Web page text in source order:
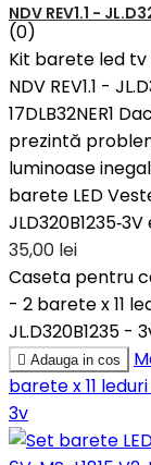
NDV REV1.1 -
(0)
Kit barete led tv
NDV REV1.1 -
17DLB32NER1
prezintă
luminoase
barete LED
35,00 lei
Caseta pentru
- 2 barete x 11
JL.D320B1235 -
 Adauga in cos
barete x 11 leduri
3v